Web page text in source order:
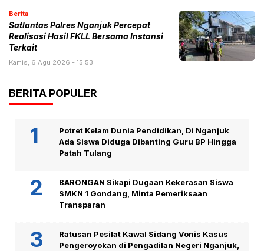
Berita
Satlantas Polres Nganjuk Percepat
Realisasi Hasil FKLL Bersama Instansi
Terkait
Kamis, 6 Agu 2026 - 15:53
BERITA POPULER
Potret Kelam Dunia Pendidikan, Di Nganjuk
Ada Siswa Diduga Dibanting Guru BP Hingga
Patah Tulang
BARONGAN Sikapi Dugaan Kekerasan Siswa
SMKN 1 Gondang, Minta Pemeriksaan
Transparan
Ratusan Pesilat Kawal Sidang Vonis Kasus
Pengeroyokan di Pengadilan Negeri Nganjuk,